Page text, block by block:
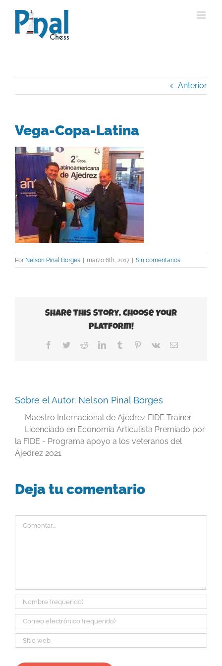
contenido
Anterior
Vega-Copa-Latina
Por Nelson Pinal Borges | marzo 6th, 2017 | Sin comentarios
Share This Story, Choose Your
Platform!
Facebook
TwitterRedditLinkedInTumblr Pinterest
Vk
Correo
Sobre el Autor: Nelson Pinal Borges
Maestro Internacional de Ajedrez FIDE Trainer
Licenciado en Economía Articulista Premiado por
la FIDE - Programa apoyo a los veteranos del
Ajedrez 2021
Deja tu comentario